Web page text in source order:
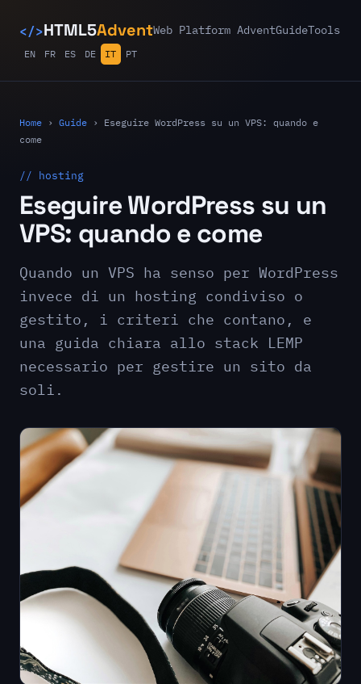
</>HTML5AdventWeb Platform AdventGuideTools
EN FR ES DE IT PT
Home › Guide › Eseguire WordPress su un VPS: quando e
come
// hosting
Eseguire WordPress su un
VPS: quando e come
Quando un VPS ha senso per WordPress
invece di un hosting condiviso o
gestito, i criteri che contano, e
una guida chiara allo stack LEMP
necessario per gestire un sito da
soli.